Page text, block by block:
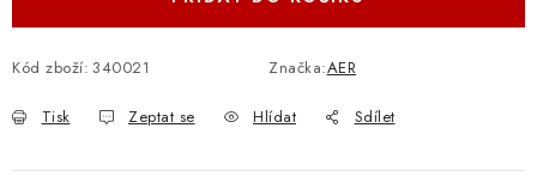
Kód zboží: 340021 Značka:AER
Tisk Zeptat se Hlídat Sdílet